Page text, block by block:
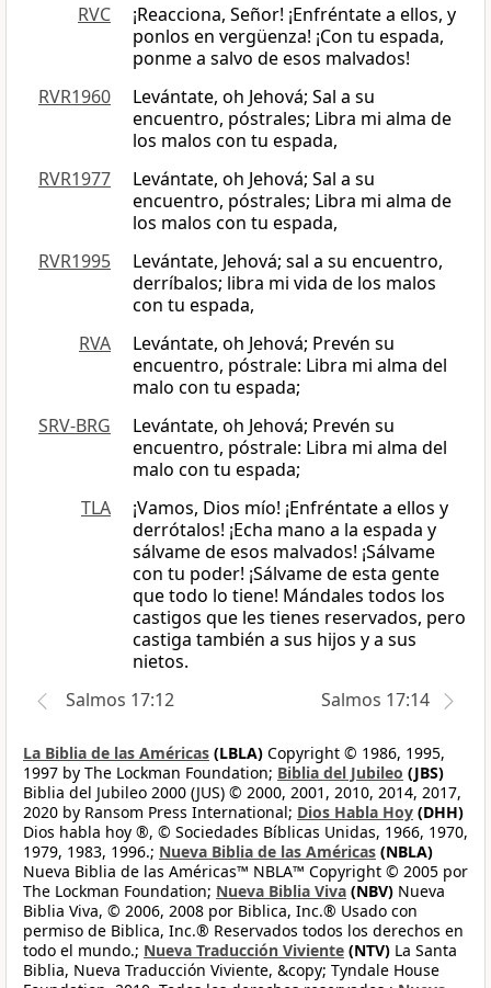
RVC
¡Reacciona, Señor! ¡Enfréntate a ellos, y
ponlos en vergüenza! ¡Con tu espada,
ponme a salvo de esos malvados!
RVR1960
Levántate, oh Jehová; Sal a su
encuentro, póstrales; Libra mi alma de
los malos con tu espada,
RVR1977
Levántate, oh Jehová; Sal a su
encuentro, póstrales; Libra mi alma de
los malos con tu espada,
RVR1995
Levántate, Jehová; sal a su encuentro,
derríbalos; libra mi vida de los malos
con tu espada,
RVA
Levántate, oh Jehová; Prevén su
encuentro, póstrale: Libra mi alma del
malo con tu espada;
SRV-BRG
Levántate, oh Jehová; Prevén su
encuentro, póstrale: Libra mi alma del
malo con tu espada;
TLA
¡Vamos, Dios mío! ¡Enfréntate a ellos y
derrótalos! ¡Echa mano a la espada y
sálvame de esos malvados! ¡Sálvame
con tu poder! ¡Sálvame de esta gente
que todo lo tiene! Mándales todos los
castigos que les tienes reservados, pero
castiga también a sus hijos y a sus
nietos.
Salmos 17:12
Salmos 17:14
La Biblia de las Américas (LBLA) Copyright © 1986, 1995,
1997 by The Lockman Foundation; Biblia del Jubileo (JBS)
Biblia del Jubileo 2000 (JUS) © 2000, 2001, 2010, 2014, 2017,
2020 by Ransom Press International; Dios Habla Hoy (DHH)
Dios habla hoy ®, © Sociedades Bíblicas Unidas, 1966, 1970,
1979, 1983, 1996.; Nueva Biblia de las Américas (NBLA)
Nueva Biblia de las Américas™ NBLA™ Copyright © 2005 por
The Lockman Foundation; Nueva Biblia Viva (NBV) Nueva
Biblia Viva, © 2006, 2008 por Biblica, Inc.® Usado con
permiso de Biblica, Inc.® Reservados todos los derechos en
todo el mundo.; Nueva Traducción Viviente (NTV) La Santa
Biblia, Nueva Traducción Viviente, &copy; Tyndale House